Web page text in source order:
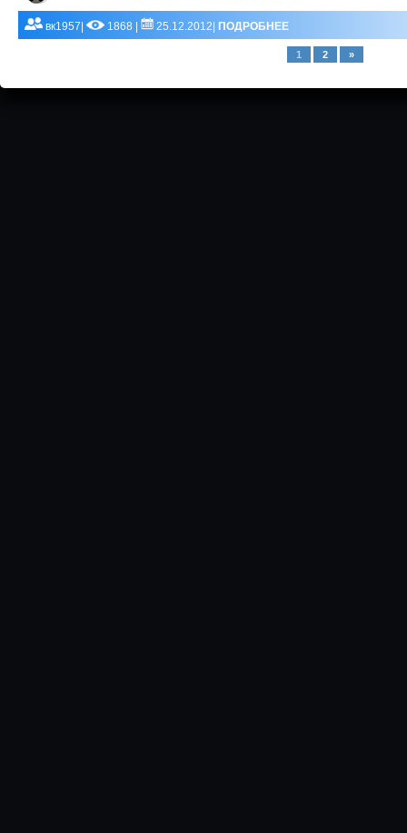
вк1957| 1868 | 25.12.2012| ПОДРОБНЕЕ
1 2 »